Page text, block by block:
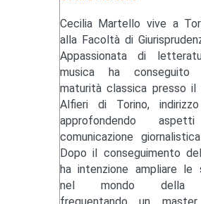
Cecilia Martello vive a
alla Facoltà di
Appassionata di
musica ha
maturità classica presso il
Alfieri di Torino, indirizzo
approfondendo
comunicazione
Dopo il conseguimento
ha intenzione ampliare le
nel mondo della